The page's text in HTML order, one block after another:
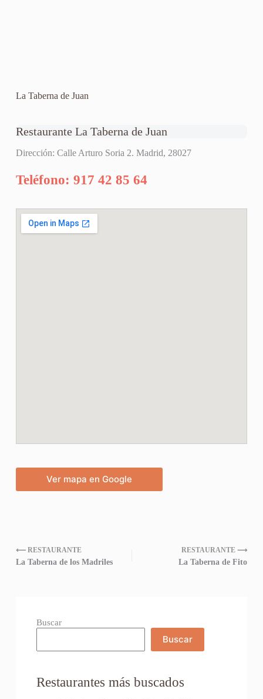
La Taberna de Juan
Restaurante La Taberna de Juan
Dirección: Calle Arturo Soria 2. Madrid, 28027
Teléfono: 917 42 85 64
Ver mapa en Google
⟵ RESTAURANTE
La Taberna de los Madriles
RESTAURANTE ⟶
La Taberna de Fito
Buscar
Buscar
Restaurantes más buscados